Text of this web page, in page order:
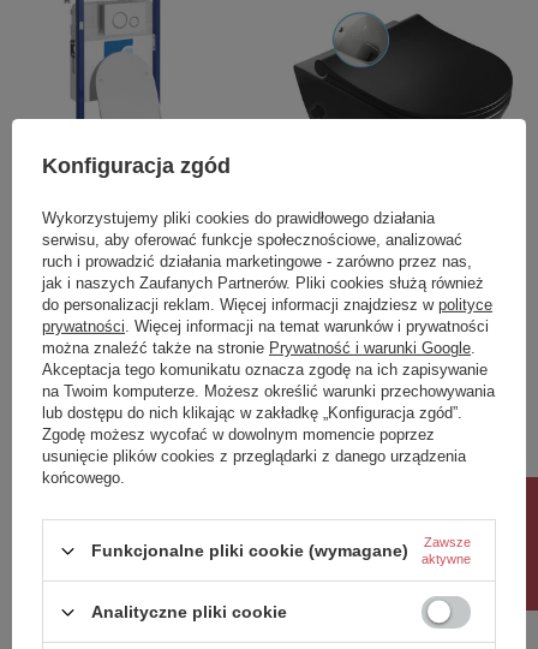
AVVA CLEANWASH WC
wiszące Rimless prysznic
bidetowy, zintegrowana
bateria, stelaż podtynkowy
z przyciskiem Schwab,
biały
2 652,20 zł szt.
AVVA CLEANWASH WC
wiszące, ze zintegrowana
baterią i prysznicem
bidetowym, Rimless,
35,5x53cm, czarny mat
1 653,30 zł
Konfiguracja zgód
Wykorzystujemy pliki cookies do prawidłowego działania
serwisu, aby oferować funkcje społecznościowe, analizować
ruch i prowadzić działania marketingowe - zarówno przez nas,
jak i naszych Zaufanych Partnerów. Pliki cookies służą również
do personalizacji reklam. Więcej informacji znajdziesz w polityce
prywatności . Więcej informacji na temat warunków i prywatności
można znaleźć także na stronie Prywatność i warunki Google
Akceptacja tego komunikatu oznacza zgodę na ich zapisywanie
na Twoim komputerze. Możesz określić warunki przechowywania
lub dostępu do nich klikając w zakładkę „Konfiguracja zgód”.
Zgodę możesz wycofać w dowolnym momencie poprzez
usunięcie plików cookies z przeglądarki z danego urządzenia
końcowego.
Funkcjonalne pliki cookie (wymagane)
Zawsze
aktywne
Analityczne pliki cookie